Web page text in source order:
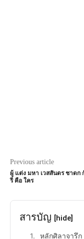
Previous article
ผู้ แต่ง มหา เวสสันดร ชาด
รี คือ ใคร
สารบัญ [hide]
หลักศิลาจารึ